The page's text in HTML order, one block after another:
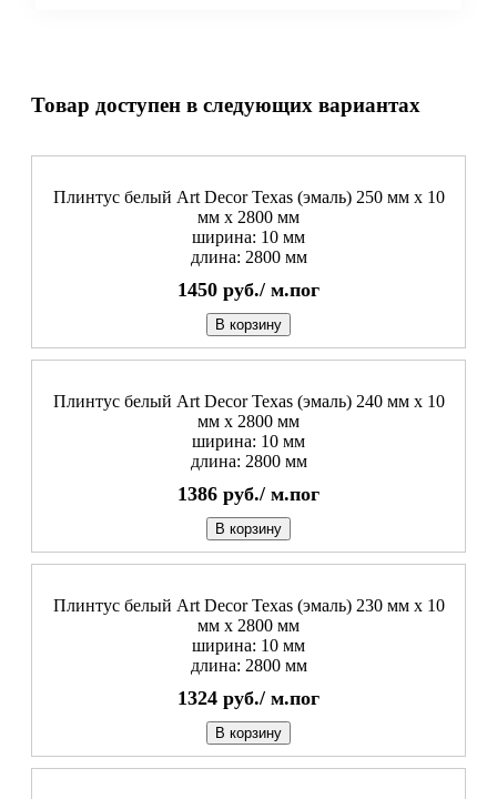
Товар доступен в следующих вариантах
Плинтус белый Art Decor Texas (эмаль) 250 мм х 10
мм х 2800 мм
ширина: 10 мм
длина: 2800 мм
1450 руб./ м.пог
В корзину
Плинтус белый Art Decor Texas (эмаль) 240 мм х 10
мм х 2800 мм
ширина: 10 мм
длина: 2800 мм
1386 руб./ м.пог
В корзину
Плинтус белый Art Decor Texas (эмаль) 230 мм х 10
мм х 2800 мм
ширина: 10 мм
длина: 2800 мм
1324 руб./ м.пог
В корзину